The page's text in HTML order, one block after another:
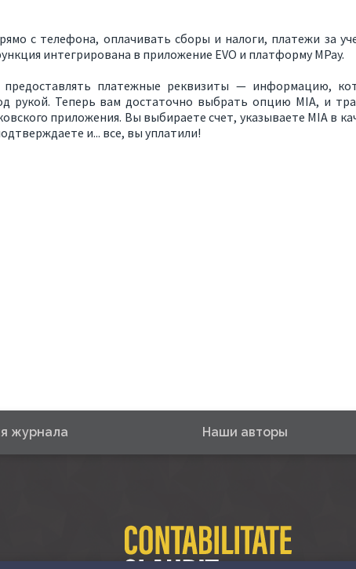
с телефона, оплачивать сборы и налоги, платежи за
интегрирована в приложение EVO и платформу MPay.
платежные реквизиты — информацию,
рукой. Теперь вам достаточно выбрать опцию MIA, и
приложения. Вы выбираете счет, указываете MIA в
и... все, вы уплатили!
журнала Наши авторы